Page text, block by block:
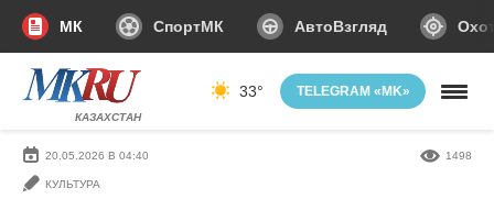
МК СпортМК АвтоВзгляд
КАЗАХСТАН
33° TELEGRAM «MK»
20.05.2026 В 04:40
КУЛЬТУРА
1498